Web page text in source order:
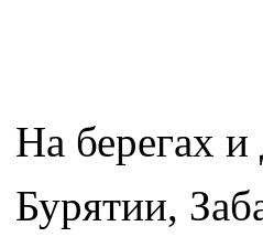
На берегах
Бурятии,